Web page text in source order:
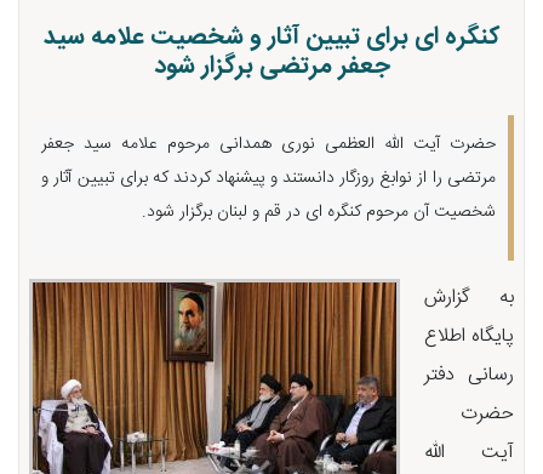
کنگره ای برای تبیین آثار و شخصیت علامه سید
جعفر مرتضی برگزار شود
حضرت آیت الله العظمی نوری همدانی مرحوم علامه سید جعفر
مرتضی را از نوابغ روزگار دانستند و پیشنهاد کردند که برای تبیین آثار و
شخصیت آن مرحوم کنگره ای در قم و لبنان برگزار شود.
به گزارش
پایگاه اطلاع
رسانی دفتر
حضرت
آیت الله